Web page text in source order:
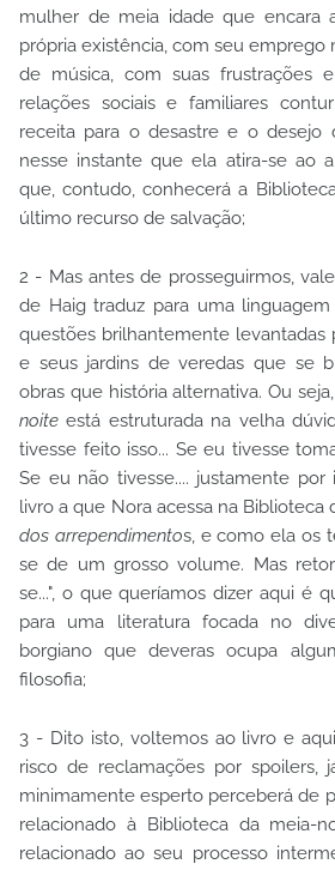
mulher de meia idade que encara
própria existência, com seu
de música, com suas frustrações
relações sociais e familiares
receita para o desastre e o desejo
nesse instante que ela atira-se ao
que, contudo, conhecerá a
último recurso de salvação;
2 - Mas antes de prosseguirmos,
de Haig traduz para uma
questões brilhantemente levantadas
e seus jardins de veredas que se
obras que história alternativa. Ou
noite está estruturada na velha
tivesse feito isso... Se eu tivesse
Se eu não tivesse.... justamente
livro a que Nora acessa na Biblioteca
dos arrependimentos, e como ela os
se de um grosso volume. Mas
se...", o que queríamos dizer aqui é
para uma literatura focada no
borgiano que deveras ocupa
filosofia;
3 - Dito isto, voltemos ao livro e
risco de reclamações por spoilers,
minimamente esperto perceberá de
relacionado à Biblioteca da meia-
relacionado ao seu processo